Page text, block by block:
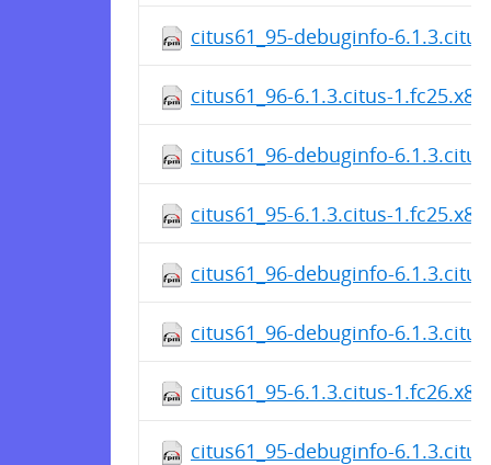
citus61_95-debuginfo-
citus61_96-6.1.3.citus-
citus61_96-debuginfo-
citus61_95-6.1.3.citus-
citus61_96-debuginfo-
citus61_96-debuginfo-
citus61_95-6.1.3.citus-
citus61_95-debuginfo-